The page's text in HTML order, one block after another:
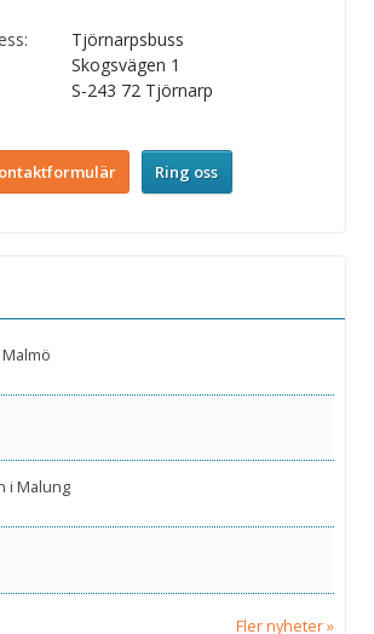
Tjörnarpsbuss
Skogsvägen 1
S-243 72 Tjörnarp
Ring oss
i Malung
Fler nyheter